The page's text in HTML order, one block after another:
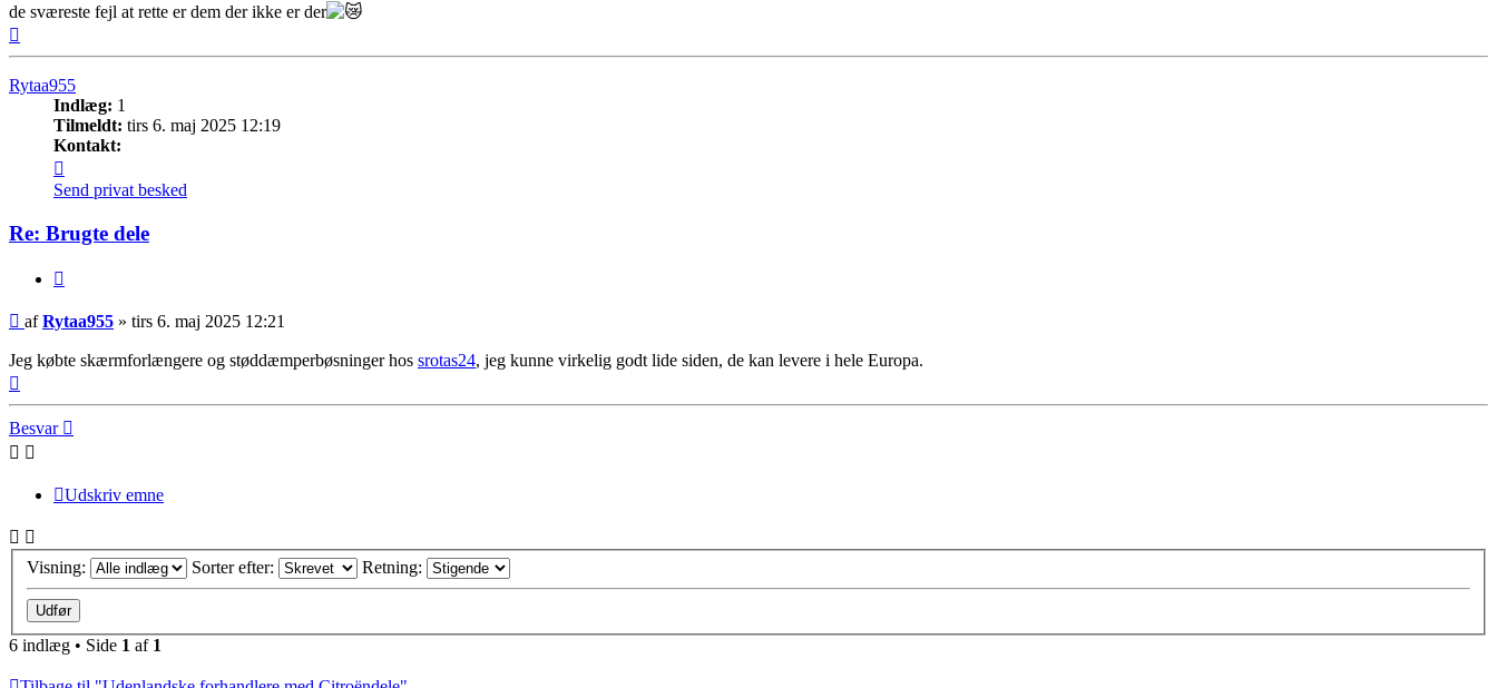
de sværeste fejl at rette er dem der ikke er der
Rytaa955
Indlæg: 1
Tilmeldt: tirs 6. maj 2025 12:19
Kontakt:
Rytaa955
Send privat besked
Re: Brugte dele
Ulæst
indlæg
afRytaa955 » tirs 6. maj 2025 12:21
Jeg købte skærmforlængere og støddæmperbøsninger hos srotas24, jeg kunne virkelig godt lide siden, de kan levere i hele Europa.
Besvar
Udskriv emne
Visning: Sorter efter: Retning:
6 indlæg • Side 1 af 1